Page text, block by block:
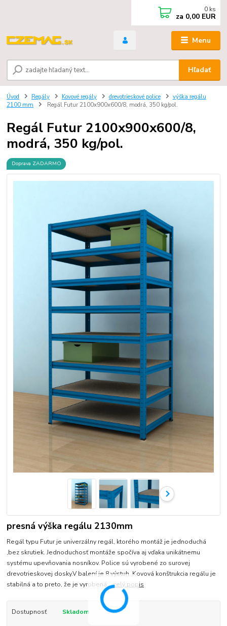
Menu
Hľadať
0 ks
za 0,00 EUR
Úvod Regály Kovové regály drevotrieskové police
výška regálu
2100 mm
Regál Futur 2100x900x600/8, modrá, 350 kg/pol.
Regál Futur 2100x900x600/8,
modrá, 350 kg/pol.
Doprava ZADARMO
presná výška regálu 2130mm
Regál typu Futur je univerzálny regál, ktorého montáž je jednoduchá
,bez skrutiek. Jednoduchosť montáže spočíva aj vďaka unikátnemu
systému upevňovania nosníkov. Police sú vyrobené zo surovej
drevotrieskovej dosky.V balení je 8 výstuh. Kovová konštrukcia regálu je
stabilná a to preto, že je vyrobená...celý popis
Dostupnosť Skladom